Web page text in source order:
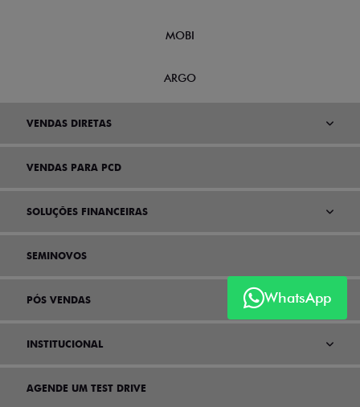
WhatsApp
MOBI
ARGO
VENDAS DIRETAS
VENDAS PARA PCD
SOLUÇÕES FINANCEIRAS
SEMINOVOS
PÓS VENDAS
INSTITUCIONAL
AGENDE UM TEST DRIVE